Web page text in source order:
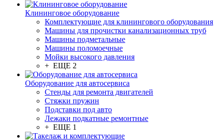
Клининговое оборудование
Комплектующие для клинингового оборудования
Машины для прочистки канализационных труб
Машины подметальные
Машины поломоечные
Мойки высокого давления
+ ЕЩЕ 2
Оборудование для автосервиса
Стенды для ремонта двигателей
Стяжки пружин
Подставки под авто
Лежаки подкатные ремонтные
+ ЕЩЕ 1